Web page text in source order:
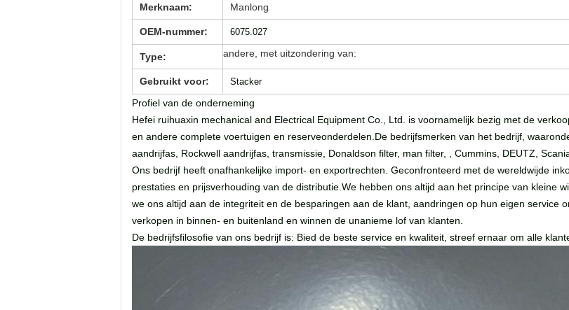
Merknaam: Manlong
OEM-nummer: 6075.027
Type: andere, met uitzondering van:
Gebruikt voor: Stacker
Profiel van de onderneming
Hefei ruihuaxin mechanical and Electrical Equipment Co., Ltd. is voornamelijk bezig met de
en andere complete voertuigen en reserveonderdelen.De bedrijfsmerken van het bedrijf,
aandrijfas, Rockwell aandrijfas, transmissie, Donaldson filter, man filter, , Cummins, DEUTZ,
Ons bedrijf heeft onafhankelijke import- en exportrechten. Geconfronteerd met de wereldwijde
prestaties en prijsverhouding van de distributie.We hebben ons altijd aan het principe van kleine
we ons altijd aan de integriteit en de besparingen aan de klant, aandringen op hun eigen service
verkopen in binnen- en buitenland en winnen de unanieme lof van klanten.
De bedrijfsfilosofie van ons bedrijf is: Bied de beste service en kwaliteit, streef ernaar om alle